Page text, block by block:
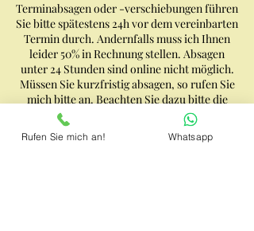
Terminabsagen oder -verschiebungen führen
Sie bitte spätestens 24h vor dem vereinbarten
Termin durch. Andernfalls muss ich Ihnen
leider 50% in Rechnung stellen. Absagen
unter 24 Stunden sind online nicht möglich.
Müssen Sie kurzfristig absagen, so rufen Sie
mich bitte an. Beachten Sie dazu bitte die
Seite FAQ auf meiner Website.
Rufen Sie mich an! Whatsapp